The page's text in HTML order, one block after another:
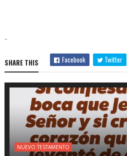
-
SHARE THIS Facebook Twitter
NUEVO TESTAMENTO